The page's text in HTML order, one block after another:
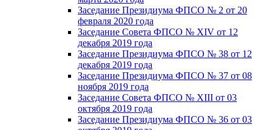
Заседание Президиума ФПСО № 2 от 20
февраля 2020 года
Заседание Совета ФПСО № XIV от 12
декабря 2019 года
Заседание Президиума ФПСО № 38 от 12
декабря 2019 года
Заседание Президиума ФПСО № 37 от 08
ноября 2019 года
Заседание Совета ФПСО № XIII от 03
октября 2019 года
Заседание Президиума ФПСО № 36 от 03